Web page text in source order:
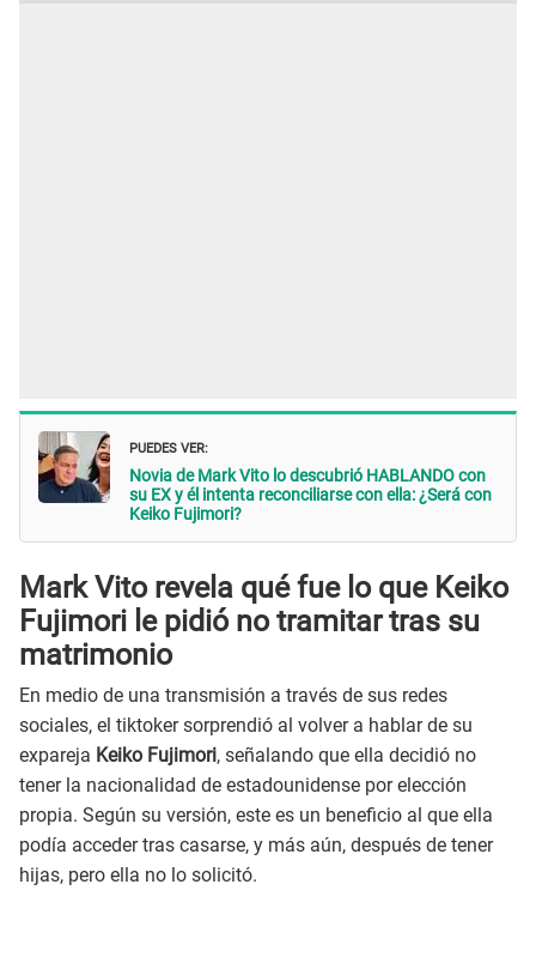
PUEDES VER:
Novia de Mark Vito lo descubrió HABLANDO con
su EX y él intenta reconciliarse con ella: ¿Será con
Keiko Fujimori?
Mark Vito revela qué fue lo que Keiko
Fujimori le pidió no tramitar tras su
matrimonio
En medio de una transmisión a través de sus redes
sociales, el tiktoker sorprendió al volver a hablar de su
expareja Keiko Fujimori, señalando que ella decidió no
tener la nacionalidad de estadounidense por elección
propia. Según su versión, este es un beneficio al que ella
podía acceder tras casarse, y más aún, después de tener
hijas, pero ella no lo solicitó.